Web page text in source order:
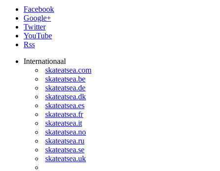
Facebook
Google+
Twitter
YouTube
Rss
Internationaal
skateatsea.com
skateatsea.be
skateatsea.de
skateatsea.dk
skateatsea.es
skateatsea.fr
skateatsea.it
skateatsea.no
skateatsea.ru
skateatsea.se
skateatsea.uk